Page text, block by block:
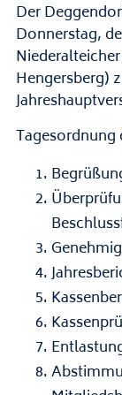
Der
Donnerstag,
Hengersberg)
Tagesordnung